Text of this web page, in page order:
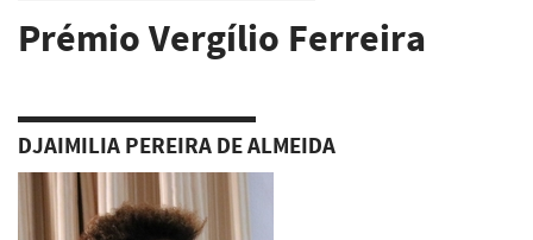
Prémio Vergílio Ferreira
DJAIMILIA PEREIRA DE ALMEIDA